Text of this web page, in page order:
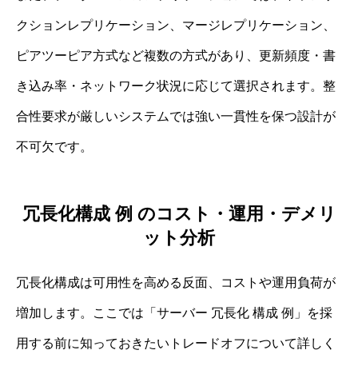
クションレプリケーション、マージレプリケーション、
ピアツーピア方式など複数の方式があり、更新頻度・書
き込み率・ネットワーク状況に応じて選択されます。整
合性要求が厳しいシステムでは強い一貫性を保つ設計が
不可欠です。
冗長化構成 例 のコスト・運用・デメリ
ット分析
冗長化構成は可用性を高める反面、コストや運用負荷が
増加します。ここでは「サーバー 冗長化 構成 例」を採
用する前に知っておきたいトレードオフについて詳しく